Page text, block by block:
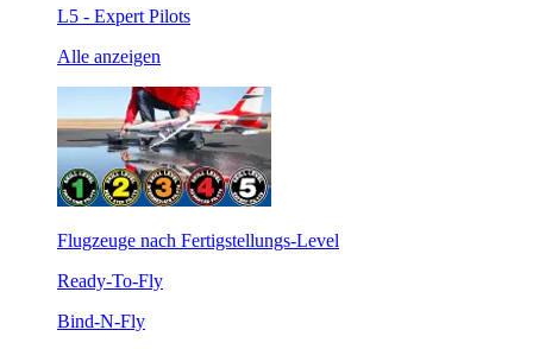
L5 - Expert Pilots
Alle anzeigen
Flugzeuge nach Fertigstellungs-Level
Ready-To-Fly
Bind-N-Fly